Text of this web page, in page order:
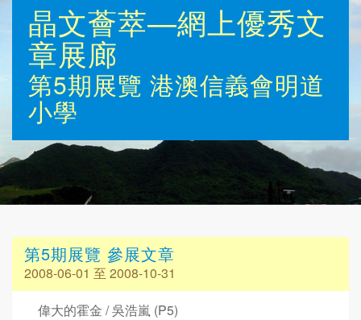
晶文薈萃—網上優秀文
章展廊
第5期展覽 港澳信義會明道
小學
第5期展覽 參展文章
2008-06-01 至 2008-10-31
偉大的霍金 / 吳浩嵐 (P5)